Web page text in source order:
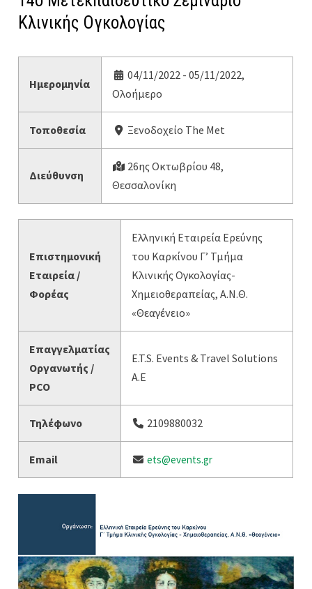
Κλινικής Ογκολογίας
Ημερομηνία
04/11/2022 - 05/11/2022,
Ολοήμερο
Τοποθεσία Ξενοδοχείο The Met
Διεύθυνση
26ης Οκτωβρίου 48,
Θεσσαλονίκη
Επιστημονική
Εταιρεία /
Φορέας
Ελληνική Εταιρεία Ερεύνης
του Καρκίνου Γ’ Τμήμα
Κλινικής Ογκολογίας-
Χημειοθεραπείας, Α.Ν.Θ.
«Θεαγένειο»
Επαγγελματίας
Οργανωτής /
PCO
E.T.S. Events & Travel Solutions
A.E
Τηλέφωνο 2109880032
Email ets@events.gr